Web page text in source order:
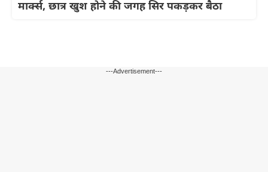
मार्क्स, छात्र खुश होने की जगह सिर पकड़कर बैठा
---Advertisement---